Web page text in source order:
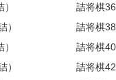
詰将棋36
）
詰将棋38
詰将棋40
）
詰将棋42